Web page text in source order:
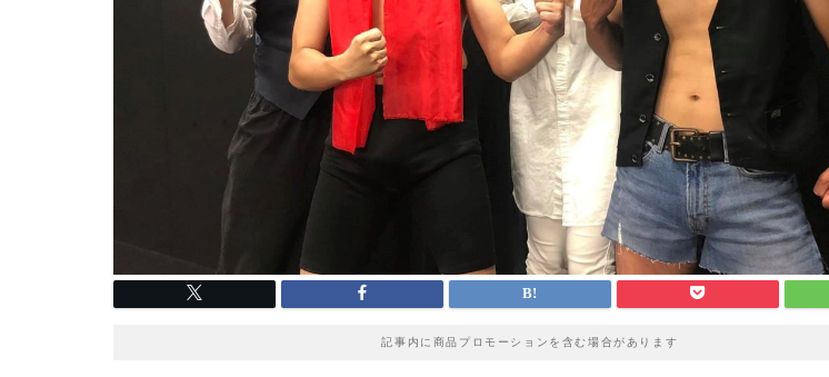
記事内に商品プロモーションを含む場合があります